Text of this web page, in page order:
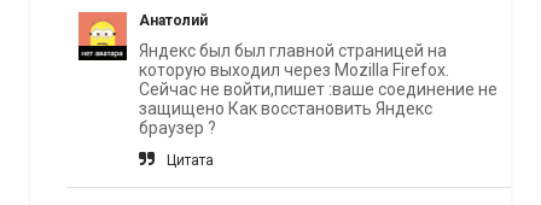
Анатолий
Яндекс был был главной страницей на
которую выходил через Mozilla Firefox.
Сейчас не войти,пишет :ваше соединение не
защищено Как восстановить Яндекс
браузер ?
Цитата